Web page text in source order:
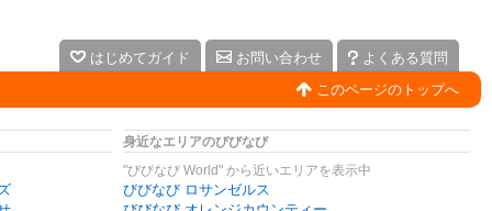
はじめてガイド お問い合わせ
よくある質問
このページのトップへ
身近なエリアのびびなび
"びびなび World" から近いエリアを表示中
びびなび ロサンゼルス